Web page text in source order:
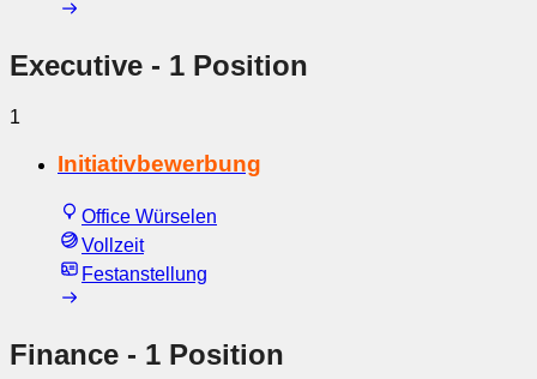
Executive - 1 Position
1
Initiativbewerbung
Office Würselen
Vollzeit
Festanstellung
Finance - 1 Position